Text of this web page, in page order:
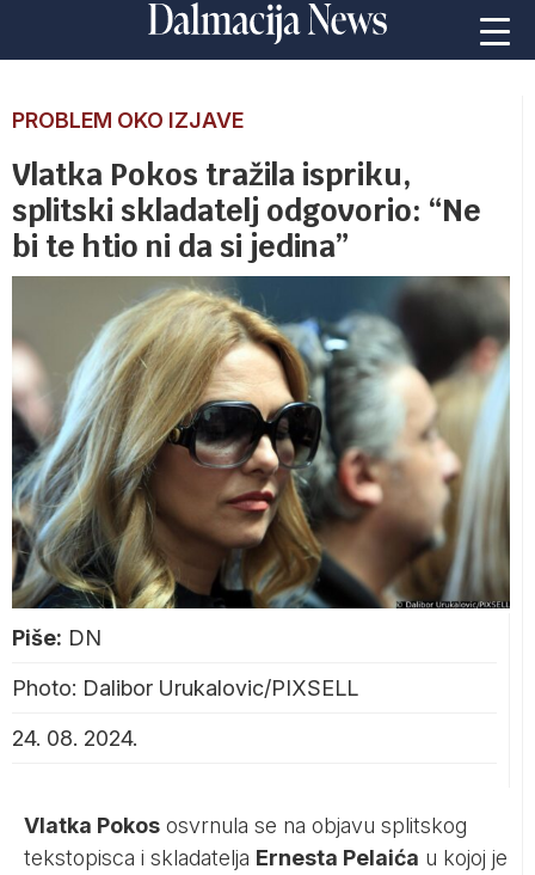
PROBLEM OKO IZJAVE
Vlatka Pokos tražila ispriku,
splitski skladatelj odgovorio: “Ne
bi te htio ni da si jedina”
Piše: DN
Photo: Dalibor Urukalovic/PIXSELL
24. 08. 2024.
Vlatka Pokos osvrnula se na objavu splitskog
tekstopisca i skladatelja Ernesta Pelaića u kojoj je